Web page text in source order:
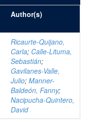
Author(s)
Ricaurte-Quijano,
Carla; Calle-Lituma,
Sebastián;
Gavilanes-Valle,
Julio; Manner-
Baldeón, Fanny;
Nacipucha-Quintero,
David